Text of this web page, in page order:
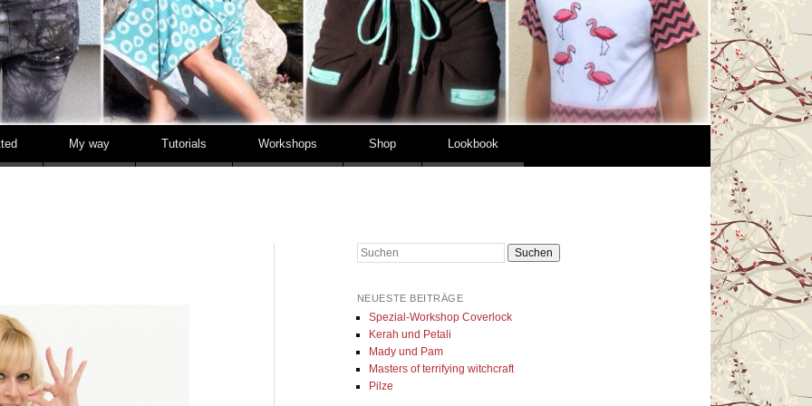
My way Tutorials Workshops Shop Lookbook
Suchen
NEUESTE BEITRÄGE
Spezial-Workshop Coverlock
Kerah und Petali
Mady und Pam
Masters of terrifying witchcraft
Pilze